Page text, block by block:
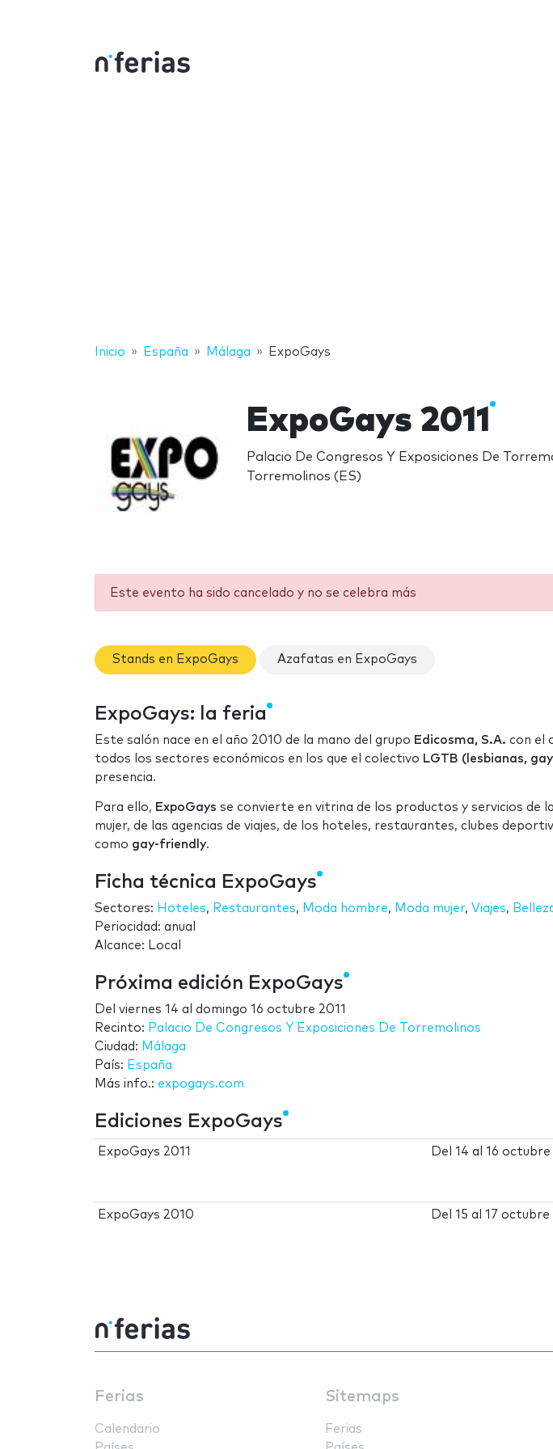
Inicio España Málaga ExpoGays
ExpoGays 2011
Palacio De Congresos Y Exposiciones De
Torremolinos (ES)
Este evento ha sido cancelado y no se celebra más
Stands en ExpoGays Azafatas en ExpoGays
ExpoGays: la feria
Este salón nace en el año 2010 de la mano del grupo Edicosma, S.A. con el
todos los sectores económicos en los que el colectivo LGTB (lesbianas,
presencia.
Para ello, ExpoGays se convierte en vitrina de los productos y servicios de
mujer, de las agencias de viajes, de los hoteles, restaurantes, clubes
como gay-friendly.
Ficha técnica ExpoGays
Sectores: Hoteles, Restaurantes, Moda hombre, Moda mujer, Viajes,
Periocidad: anual
Alcance: Local
Próxima edición ExpoGays
Del viernes 14 al domingo 16 octubre 2011
Recinto: Palacio De Congresos Y Exposiciones De Torremolinos
Ciudad: Málaga
País: España
Más info.: expogays.com
Ediciones ExpoGays
ExpoGays 2011 Del14 al16 octubre
ExpoGays 2010 Del15 al17 octubre
Ferias
Calendario
Sitemaps
Ferias